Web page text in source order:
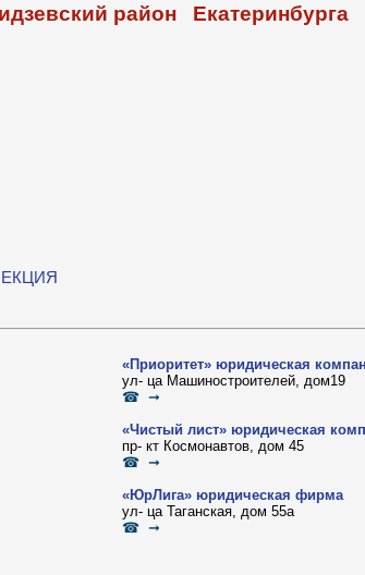
район Екатеринбурга
«Приоритет» юридическая
ул- ца Машиностроителей, дом19
☎ ➞
«Чистый лист» юридическая
пр- кт Космонавтов, дом 45
☎ ➞
«ЮрЛига» юридическая фирма
ул- ца Таганская, дом 55а
☎ ➞